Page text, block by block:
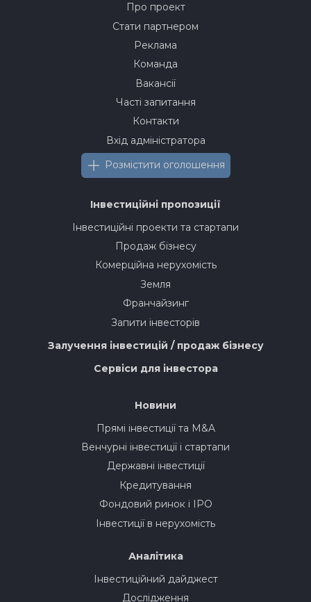
Про проект
Стати партнером
Реклама
Команда
Вакансії
Часті запитання
Контакти
Вхід адміністратора
Розмістити оголошення
Інвестиційні пропозиції
Інвестиційні проекти та стартапи
Продаж бізнесу
Комерційна нерухомість
Земля
Франчайзинг
Запити інвесторів
Залучення інвестицій / продаж бізнесу
Сервіси для інвестора
Новини
Прямі інвестиції та M&A
Венчурні інвестиції і стартапи
Державні інвестиції
Кредитування
Фондовий ринок і IPO
Інвестиції в нерухомість
Аналітика
Інвестиційний дайджест
Дослідження